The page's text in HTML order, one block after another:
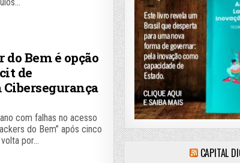
Bem é opção
de
com falhas no acesso
do Bem” após cinco
por…
CAPITAL